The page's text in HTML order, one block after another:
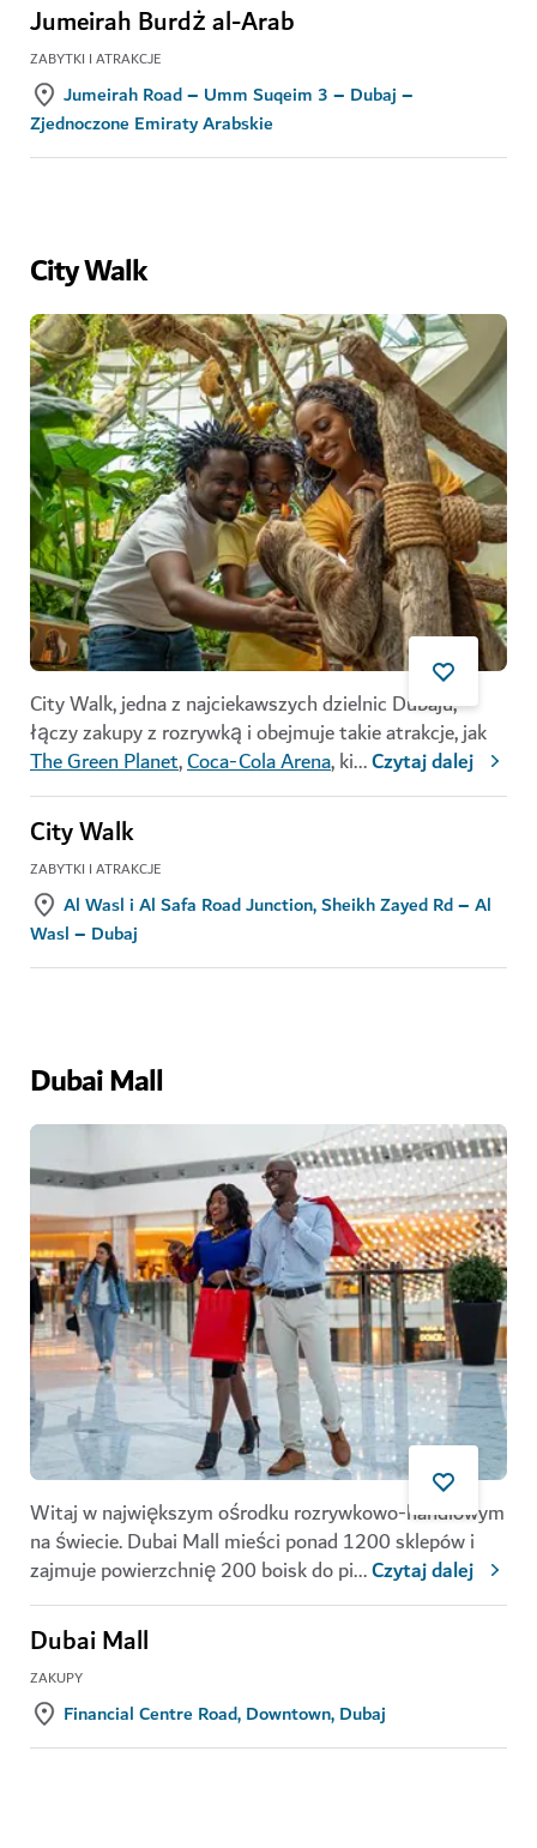
Jumeirah Burdż al-Arab
ZABYTKI I ATRAKCJE
Jumeirah Road – Umm Suqeim 3 – Dubaj –
Zjednoczone Emiraty Arabskie
City Walk
City Walk, jedna z najciekawszych dzielnic Dubaju,
łączy zakupy z rozrywką i obejmuje takie atrakcje, jak
The Green Planet,Coca-Cola Arena, ki...Czytaj dalej
City Walk
ZABYTKI I ATRAKCJE
Al Wasl i Al Safa Road Junction, Sheikh Zayed Rd – Al
Wasl – Dubaj
Dubai Mall
Witaj w największym ośrodku rozrywkowo-handlowym
na świecie. Dubai Mall mieści ponad 1200 sklepów i
zajmuje powierzchnię 200 boisk do pi...Czytaj dalej
Dubai Mall
ZAKUPY
Financial Centre Road, Downtown, Dubaj